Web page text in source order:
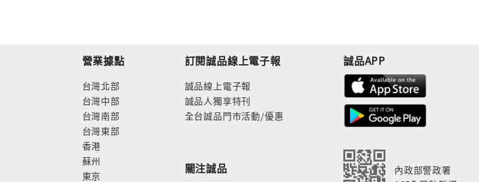
營業據點
台灣北部
台灣中部
台灣南部
台灣東部
香港
蘇州
東京
訂閱誠品線上電子報
誠品線上電子報
誠品人獨享特刊
全台誠品門市活動/優惠
關注誠品
誠品APP
內政部警政署